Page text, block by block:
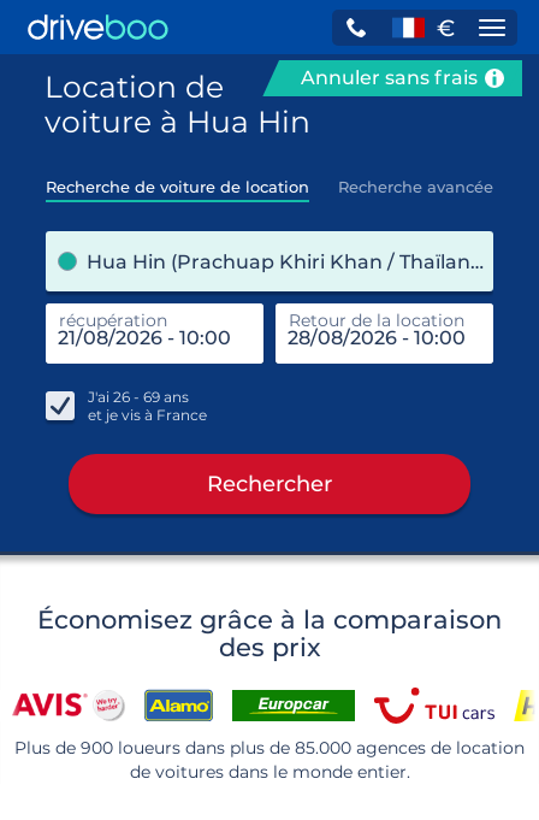
€
Annuler sans frais
Location de
voiture à Hua Hin
Recherche de voiture de location Recherche avancée
Hua Hin (Prachuap Khiri Khan / Thaïlande)
récupération Retour de la location
J'ai 26 - 69 ans
et je vis à France
Rechercher
Économisez grâce à la comparaison
des prix
Plus de 900 loueurs dans plus de 85.000 agences de location
de voitures dans le monde entier.